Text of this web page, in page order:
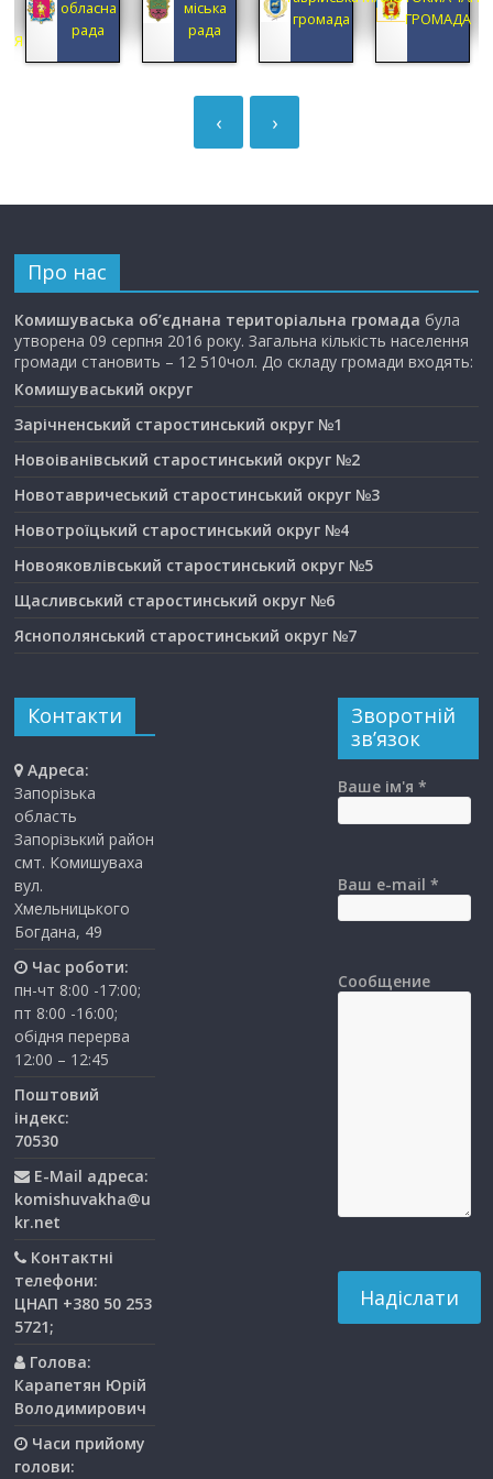
обласна
рада
міська
рада
громада
ГРОМАДА
›
‹
Про нас
Комишуваська об’єднана територіальна громада була
утворена 09 серпня 2016 року. Загальна кількість населення
громади становить – 12 510чол. До складу громади входять:
Комишуваський округ
Зарічненський старостинський округ №1
Новоіванівський старостинський округ №2
Новотавричеський старостинський округ №3
Новотроїцький старостинський округ №4
Новояковлівський старостинський округ №5
Щасливський старостинський округ №6
Яснополянський старостинський округ №7
Контакти
Адреса:
Запорізька
область
Запорізький район
смт. Комишуваха
вул.
Хмельницького
Богдана, 49
Час роботи:
пн-чт 8:00 -17:00;
пт 8:00 -16:00;
обідня перерва
12:00 – 12:45
Поштовий
індекс:
70530
E-Mail адреса:
komishuvakha@u
kr.net
Контактні
телефони:
ЦНАП +380 50 253
5721;
Голова:
Карапетян Юрій
Володимирович
Часи прийому
голови:
Зворотній
зв’язок
Ваше ім'я *
Ваш e-mail *
Сообщение